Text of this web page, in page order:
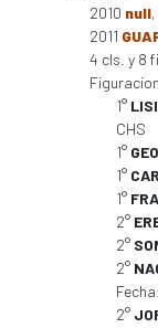
2010 null
2011
4 cls. y 8
1°
CHS
1°
1°
1°
2°
2°
2°
2°